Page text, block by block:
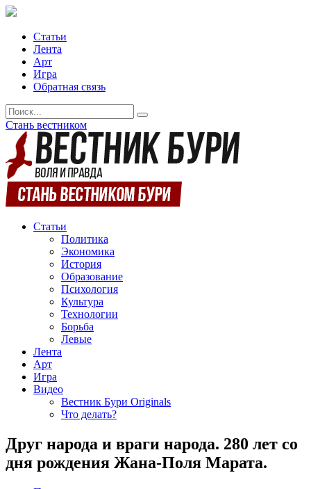
Статьи
Лента
Арт
Игра
Обратная связь
Стань вестником
Статьи
Политика
Экономика
История
Образование
Психология
Культура
Технологии
Борьба
Левые
Лента
Арт
Игра
Видео
Вестник Бури Originals
Что делать?
Друг народа и враги народа. 280 лет со
дня рождения Жана-Поля Марата.